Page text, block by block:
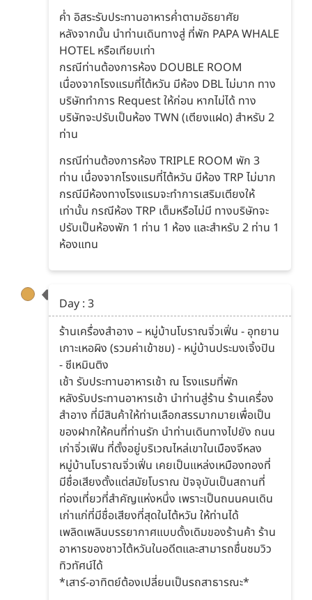
ค่ำ อิสระรับประทานอาหารค่ำตามอัธยาศัย
หลังจากนั้น นำท่านเดินทางสู่ ที่พัก PAPA WHALE
HOTEL หรือเทียบเท่า
กรณีท่านต้องการห้อง DOUBLE ROOM
เนื่องจากโรงแรมที่ไต้หวัน มีห้อง DBL ไม่มาก ทาง
บริษัททำการ Request ให้ก่อน หากไม่ได้ ทาง
บริษัทจะปรับเป็นห้อง TWN (เตียงแฝด) สำหรับ 2
ท่าน
กรณีท่านต้องการห้อง TRIPLE ROOM พัก 3
ท่าน เนื่องจากโรงแรมที่ไต้หวัน มีห้อง TRP ไม่มาก
กรณีมีห้องทางโรงแรมจะทำการเสริมเตียงให้
เท่านั้น กรณีห้อง TRP เต็มหรือไม่มี ทางบริษัทจะ
ปรับเป็นห้องพัก 1 ท่าน 1 ห้อง และสำหรับ 2 ท่าน 1
ห้องแทน
Day : 3
ร้านเครื่องสำอาง – หมู่บ้านโบราณจิ่วเฟิ่น - อุทยาน
เกาะเหอผิง (รวมค่าเข้าชม) - หมู่บ้านประมงเจิ้งปิน
- ซีเหมินติง
เช้า รับประทานอาหารเช้า ณ โรงแรมที่พัก
หลังรับประทานอาหารเช้า นำท่านสู่ร้าน ร้านเครื่อง
สำอาง ที่มีสินค้าให้ท่านเลือกสรรมากมายเพื่อเป็น
ของฝากให้คนที่ท่านรัก นำท่านเดินทางไปยัง ถนน
เก่าจิ่วเฟิน ที่ตั้งอยู่บริเวณไหล่เขาในเมืองจีหลง
หมู่บ้านโบราณจิ่วเฟิ่น เคยเป็นแหล่งเหมืองทองที่
มีชื่อเสียงตั้งแต่สมัยโบราณ ปัจจุบันเป็นสถานที่
ท่องเที่ยวที่สำคัญแห่งหนึ่ง เพราะเป็นถนนคนเดิน
เก่าแก่ที่มีชื่อเสียงที่สุดในไต้หวัน ให้ท่านได้
เพลิดเพลินบรรยากาศแบบดั้งเดิมของร้านค้า ร้าน
อาหารของชาวไต้หวันในอดีตและสามารถชื่นชมวิว
ทิวทัศน์ได้
*เสาร์-อาทิตย์ต้องเปลี่ยนเป็นรถสาธารณะ*